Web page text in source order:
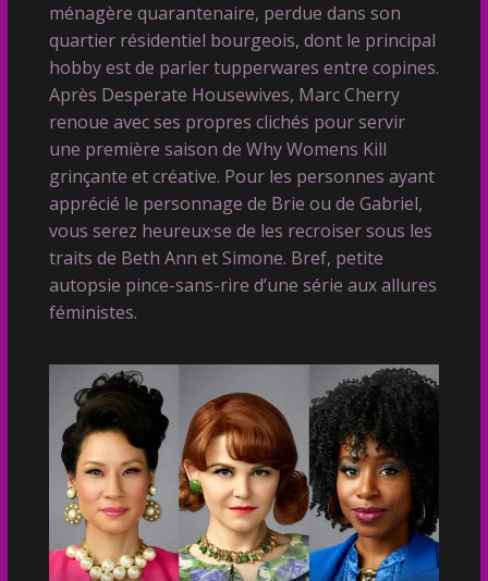
ménagère quarantenaire, perdue dans son
quartier résidentiel bourgeois, dont le principal
hobby est de parler tupperwares entre copines.
Après Desperate Housewives, Marc Cherry
renoue avec ses propres clichés pour servir
une première saison de Why Womens Kill
grinçante et créative. Pour les personnes ayant
apprécié le personnage de Brie ou de Gabriel,
vous serez heureux·se de les recroiser sous les
traits de Beth Ann et Simone. Bref, petite
autopsie pince-sans-rire d’une série aux allures
féministes.